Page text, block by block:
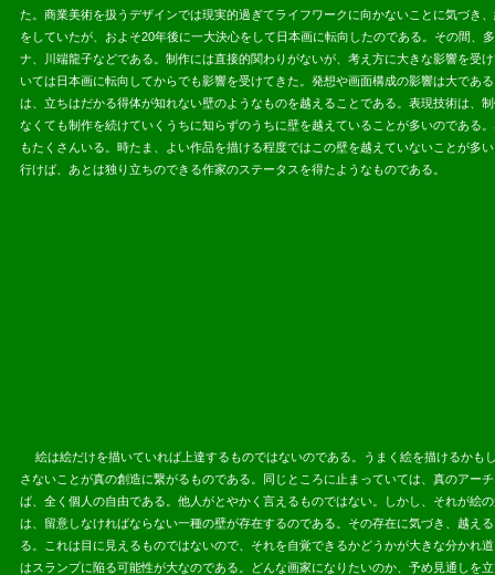
た。商業美術を扱うデザインでは現実的過ぎてライフワークに向かないことに気づき
をしていたが、およそ20年後に一大決心をして日本画に転向したのである。その間
ナ、川端龍子などである。制作には直接的関わりがないが、考え方に大きな影響を受
いては日本画に転向してからでも影響を受けてきた。発想や画面構成の影響は大であ
は、立ちはだかる得体が知れない壁のようなものを越えることである。表現技術は、
なくても制作を続けていくうちに知らずのうちに壁を越えていることが多いのである
もたくさんいる。時たま、よい作品を描ける程度ではこの壁を越えていないことが
行けば、あとは独り立ちのできる作家のステータスを得たようなものである。
絵は絵だけを描いていれば上達するものではないのである。うまく絵を描けるかも
さないことが真の創造に繋がるものである。同じところに止まっていては、真のア
ば、全く個人の自由である。他人がとやかく言えるものではない。しかし、それが絵
は、留意しなければならない一種の壁が存在するのである。その存在に気づき、越え
る。これは目に見えるものではないので、それを自覚できるかどうかが大きな分か
はスランプに陥る可能性が大なのである。どんな画家になりたいのか、予め見通しを